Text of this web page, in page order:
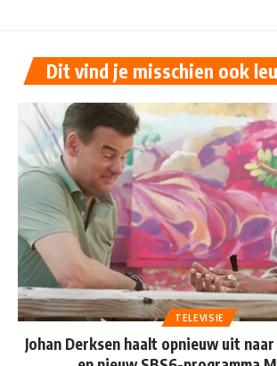
Dit vind je misschien ook
TELEVISIE
Johan Derksen haalt opnieuw uit